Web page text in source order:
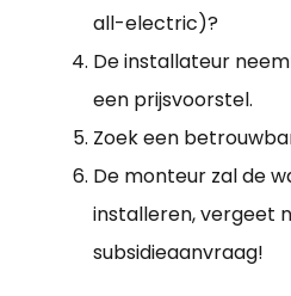
all-electric)?
De installateur
een prijsvoorstel.
Zoek een
De monteur zal de
installeren, vergeet
subsidieaanvraag!